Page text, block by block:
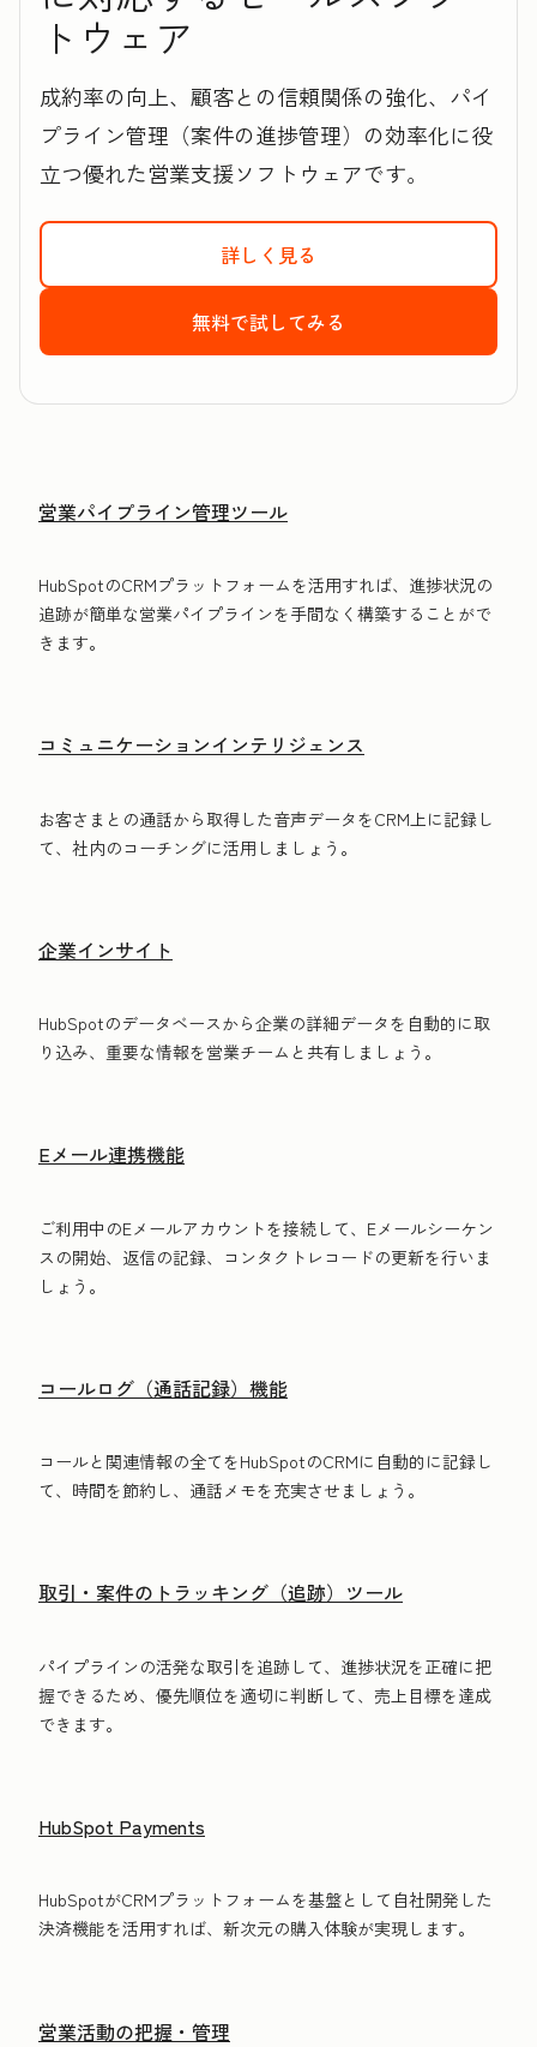
トウェア
成約率の向上、顧客との信頼関係の強化、パイ
プライン管理（案件の進捗管理）の効率化に役
立つ優れた営業支援ソフトウェアです。
詳しく見る
無料で試してみる
営業パイプライン管理ツール
HubSpotのCRMプラットフォームを活用すれば、進捗状況の
追跡が簡単な営業パイプラインを手間なく構築することがで
きます。
コミュニケーションインテリジェンス
お客さまとの通話から取得した音声データをCRM上に記録し
て、社内のコーチングに活用しましょう。
企業インサイト
HubSpotのデータベースから企業の詳細データを自動的に取
り込み、重要な情報を営業チームと共有しましょう。
Eメール連携機能
ご利用中のEメールアカウントを接続して、Eメールシーケン
スの開始、返信の記録、コンタクトレコードの更新を行いま
しょう。
コールログ（通話記録）機能
コールと関連情報の全てをHubSpotのCRMに自動的に記録し
て、時間を節約し、通話メモを充実させましょう。
取引・案件のトラッキング（追跡）ツール
パイプラインの活発な取引を追跡して、進捗状況を正確に把
握できるため、優先順位を適切に判断して、売上目標を達成
できます。
HubSpot Payments
HubSpotがCRMプラットフォームを基盤として自社開発した
決済機能を活用すれば、新次元の購入体験が実現します。
営業活動の把握・管理